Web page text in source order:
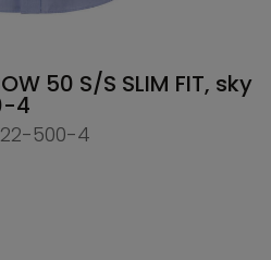
50 S/S SLIM FIT, sky
4
500-4